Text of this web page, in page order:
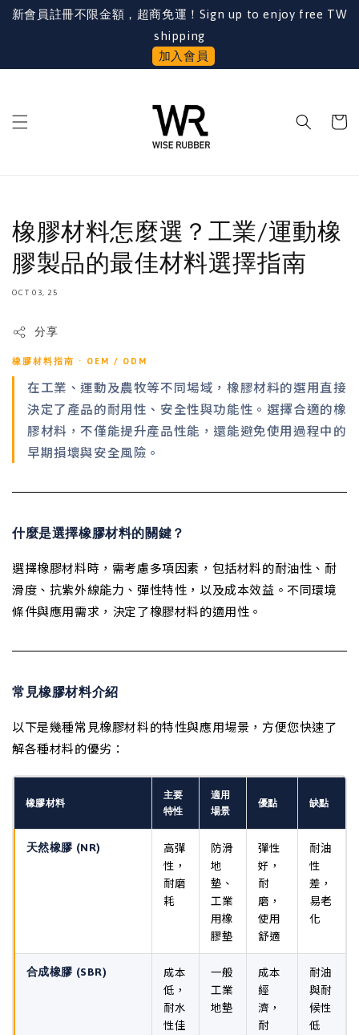
新會員註冊不限金額，超商免運！Sign up to enjoy free TW
shipping
加入會員
橡膠材料怎麼選？工業/運動橡
膠製品的最佳材料選擇指南
OCT 03, 25
分享
橡膠材料指南 · OEM / ODM
在工業、運動及農牧等不同場域，橡膠材料的選用直接
決定了產品的耐用性、安全性與功能性。選擇合適的橡
膠材料，不僅能提升產品性能，還能避免使用過程中的
早期損壞與安全風險。
什麼是選擇橡膠材料的關鍵？
選擇橡膠材料時，需考慮多項因素，包括材料的耐油性、耐
滑度、抗紫外線能力、彈性特性，以及成本效益。不同環境
條件與應用需求，決定了橡膠材料的適用性。
常見橡膠材料介紹
以下是幾種常見橡膠材料的特性與應用場景，方便您快速了
解各種材料的優劣：
橡膠材料
主要
特性
適用
場景
優點 缺點
天然橡膠 (NR)
高彈
性，
耐磨
耗
防滑
地
墊、
工業
用橡
膠墊
彈性
好，
耐
磨，
使用
舒適
耐油
性
差，
易老
化
合成橡膠 (SBR)
成本
低，
耐水
性佳
一般
工業
地墊
成本
經
濟，
耐
耐油
與耐
候性
低